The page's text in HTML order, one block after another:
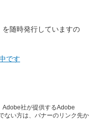
を随時発行していますの
です
Adobe社が提供するAdobe
ない方は、バナーのリンク先か